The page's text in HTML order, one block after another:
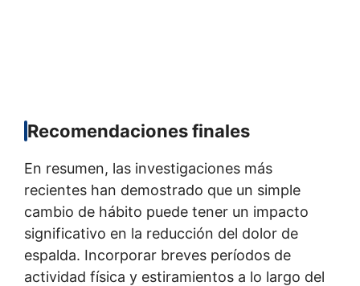
Recomendaciones finales
En resumen, las investigaciones más
recientes han demostrado que un simple
cambio de hábito puede tener un impacto
significativo en la reducción del dolor de
espalda. Incorporar breves períodos de
actividad física y estiramientos a lo largo del